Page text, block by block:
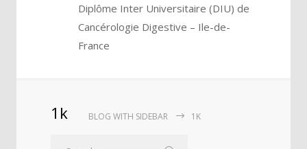
Diplôme Inter Universitaire (DIU) de
Cancérologie Digestive – Ile-de-
France
1k BLOG WITH SIDEBAR 1K